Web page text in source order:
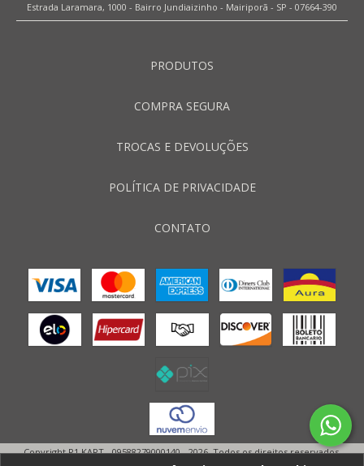
Estrada Laramara, 1000 - Bairro Jundiaizinho - Mairiporã - SP - 07664-390
PRODUTOS
COMPRA SEGURA
TROCAS E DEVOLUÇÕES
POLÍTICA DE PRIVACIDADE
CONTATO
Copyright P1 KART - 09588279000140 - 2026. Todos os direitos reservados.